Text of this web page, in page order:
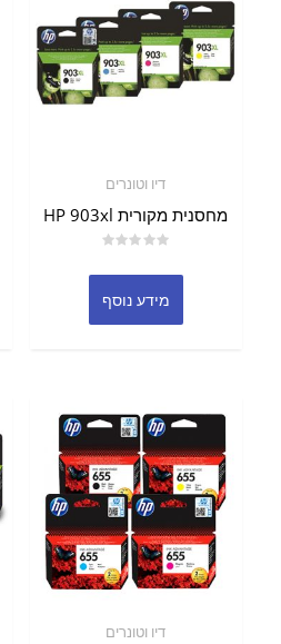
דיו וטונרים
מחסנית מקורית HP 903xl
0
5
מידע נוסף
דיו וטונרים